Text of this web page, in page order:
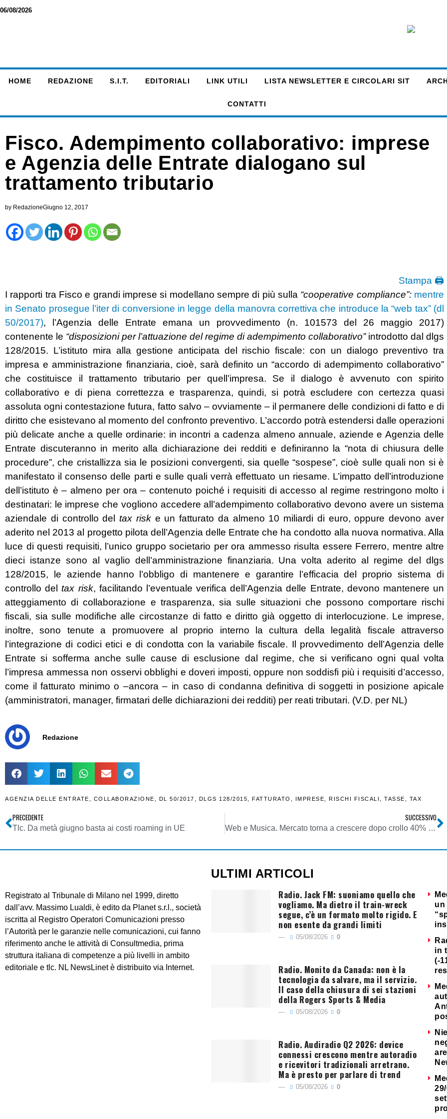
06/08/2026
HOME REDAZIONE S.I.T. EDITORIALI LINK UTILI LISTA NEWSLETTER E CIRCOLARI SIT
CONTATTI
Fisco. Adempimento collaborativo: imprese
e Agenzia delle Entrate dialogano sul
trattamento tributario
by RedazioneGiugno 12, 2017
Stampa 🖨
I rapporti tra Fisco e grandi imprese si modellano sempre di più sulla “cooperative compliance”: mentre
in Senato prosegue l’iter di conversione in legge della manovra correttiva che introduce la “web tax” (dl
50/2017), l’Agenzia delle Entrate emana un provvedimento (n. 101573 del 26 maggio 2017)
contenente le “disposizioni per l’attuazione del regime di adempimento collaborativo” introdotto dal dlgs
128/2015. L’istituto mira alla gestione anticipata del rischio fiscale: con un dialogo preventivo tra
impresa e amministrazione finanziaria, cioè, sarà definito un “accordo di adempimento collaborativo”
che costituisce il trattamento tributario per quell’impresa. Se il dialogo è avvenuto con spirito
collaborativo e di piena correttezza e trasparenza, quindi, si potrà escludere con certezza quasi
assoluta ogni contestazione futura, fatto salvo – ovviamente – il permanere delle condizioni di fatto e di
diritto che esistevano al momento del confronto preventivo. L’accordo potrà estendersi dalle operazioni
più delicate anche a quelle ordinarie: in incontri a cadenza almeno annuale, aziende e Agenzia delle
Entrate discuteranno in merito alla dichiarazione dei redditi e definiranno la “nota di chiusura delle
procedure”, che cristallizza sia le posizioni convergenti, sia quelle “sospese”, cioè sulle quali non si è
manifestato il consenso delle parti e sulle quali verrà effettuato un riesame. L’impatto dell’introduzione
dell’istituto è – almeno per ora – contenuto poiché i requisiti di accesso al regime restringono molto i
destinatari: le imprese che vogliono accedere all’adempimento collaborativo devono avere un sistema
aziendale di controllo deltax riske un fatturato da almeno 10 miliardi di euro, oppure devono aver
aderito nel 2013 al progetto pilota dell’Agenzia delle Entrate che ha condotto alla nuova normativa. Alla
luce di questi requisiti, l’unico gruppo societario per ora ammesso risulta essere Ferrero, mentre altre
dieci istanze sono al vaglio dell’amministrazione finanziaria. Una volta aderito al regime del dlgs
128/2015, le aziende hanno l’obbligo di mantenere e garantire l’efficacia del proprio sistema di
controllo deltax risk, facilitando l’eventuale verifica dell’Agenzia delle Entrate, devono mantenere un
atteggiamento di collaborazione e trasparenza, sia sulle situazioni che possono comportare rischi
fiscali, sia sulle modifiche alle circostanze di fatto e diritto già oggetto di interlocuzione. Le imprese,
inoltre, sono tenute a promuovere al proprio interno la cultura della legalità fiscale attraverso
l’integrazione di codici etici e di condotta con la variabile fiscale. Il provvedimento dell’Agenzia delle
Entrate si sofferma anche sulle cause di esclusione dal regime, che si verificano ogni qual volta
l’impresa ammessa non osservi obblighi e doveri imposti, oppure non soddisfi più i requisiti d’accesso,
come il fatturato minimo o –ancora – in caso di condanna definitiva di soggetti in posizione apicale
(amministratori, manager, firmatari delle dichiarazioni dei redditi) per reati tributari. (V.D. per NL)
Redazione
AGENZIA DELLE ENTRATE COLLABORAZIONE DL 50/2017 DLGS 128/2015 FATTURATO IMPRESE RISCHI FISCALI TASSE TAX
PRECEDENTE
Tlc. Da metà giugno basta ai costi roaming in UE
SUCCESSIVO
Web e Musica. Mercato torna a crescere dopo crollo 40% tra 1999 e 2014. Su solo grazie a streaming
Registrato al Tribunale di Milano nel 1999, diretto
dall’avv. Massimo Lualdi, è edito da Planet s.r.l., società
iscritta al Registro Operatori Comunicazioni presso
l’Autorità per le garanzie nelle comunicazioni, cui fanno
riferimento anche le attività di Consultmedia, prima
struttura italiana di competenze a più livelli in ambito
editoriale e tlc. NL NewsLinet è distribuito via Internet.
ULTIMI ARTICOLI
Radio. Jack FM: suoniamo quello che
vogliamo. Ma dietro il train-wreck
segue, c’è un formato molto rigido. E
non esente da grandi limiti
05/08/2026 0
Radio. Monito da Canada: non è la
tecnologia da salvare, ma il servizio.
Il caso della chiusura di sei stazioni
della Rogers Sports & Media
05/08/2026 0
Radio. Audiradio Q2 2026: device
connessi crescono mentre autoradio
e ricevitori tradizionali arretrano.
Ma è presto per parlare di trend
05/08/2026 0
un
in
(-